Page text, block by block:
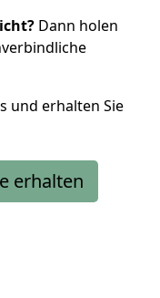
Dann holen
und erhalten Sie
erhalten